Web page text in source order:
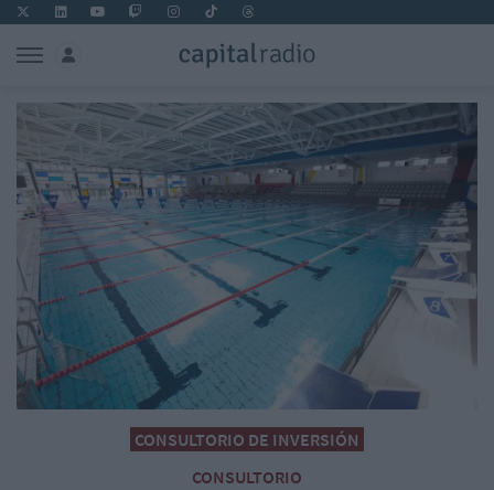
CONSULTORIO DE INVERSIÓN
CONSULTORIO